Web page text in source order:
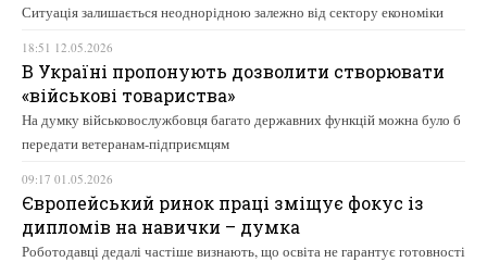
Ситуація залишається неоднорідною залежно від сектору економіки
18:51 12.05.2026
В Україні пропонують дозволити створювати
«військові товариства»
На думку військовослужбовця багато державних функцій можна було б
передати ветеранам-підприємцям
09:17 01.05.2026
Європейський ринок праці зміщує фокус із
дипломів на навички – думка
Роботодавці дедалі частіше визнають, що освіта не гарантує готовності